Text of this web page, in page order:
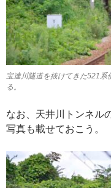
宝達川隧道を抜けてきた521
る。
なお、天井川トンネル
写真も載せておこう。